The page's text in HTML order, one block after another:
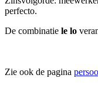
perfecto.
De combinatie le lo
Zie ook de pagina